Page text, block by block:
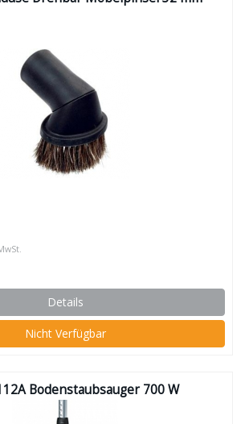
Details
Nicht Verfügbar
Bodenstaubsauger 700 W